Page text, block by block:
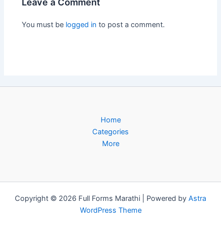
You must be logged in to post a comment.
Home
Categories
More
Copyright © 2026 Full Forms Marathi | Powered by Astra
WordPress Theme